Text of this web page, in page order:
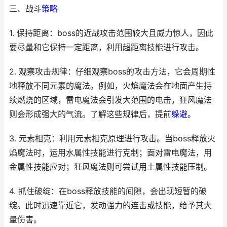
三、战斗策略
1. 保持距离：boss的近战攻击范围较大且威力惊人，因此
要尽量和它保持一定距离，利用超距离技能进行攻击。
2. 观察攻击规律：仔细观察boss的攻击方法，它会周期性
地释放不同元素的魔法。例如，火焰魔法会在地面产生持
续燃烧的区域，雷电魔法会引发大范围的电击，狂风魔法
则会形成强大的气流。了解这些规律后，提前躲避。
3. 元素相克：利用元素相克原理进行攻击。当boss释放火
焰魔法时，运用水属性技能进行克制；面对雷电魔法，用
金属性技能应对；狂风魔法则可尝试用土属性技能压制。
4. 抓住破绽：在boss释放技能的间隙，会出现短暂的破
绽。此时迅速靠近它，发动强力的连击或技能，给予其大
量伤害。